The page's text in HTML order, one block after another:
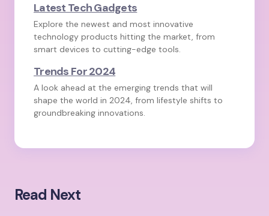
Latest Tech Gadgets
Explore the newest and most innovative
technology products hitting the market, from
smart devices to cutting-edge tools.
Trends For 2024
A look ahead at the emerging trends that will
shape the world in 2024, from lifestyle shifts to
groundbreaking innovations.
Read Next